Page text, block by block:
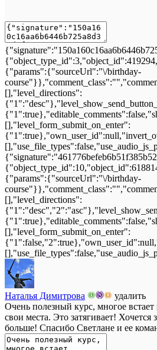
{"params":{"sourceUrl":"\/birthday-
[],"level_directions":
[],"level_form_submit_on_enter":
{"params":{"sourceUrl":"\/birthday-
[],"level_directions":
[],"level_form_submit_on_enter":
Наталья Димитрова
удалить
Очень полезный курс, многое
свои места. Это затягивает! Хочется
больше! Спасибо Светлане и ее